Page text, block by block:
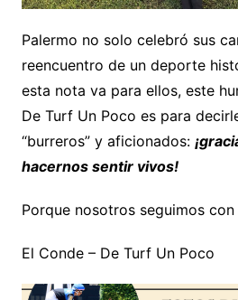
Palermo no solo celebró sus
reencuentro de un deporte
esta nota va para ellos, este
De Turf Un Poco es para
“burreros” y aficionados:
hacernos sentir vivos!
Porque nosotros seguimos
El Conde – De Turf Un Poco